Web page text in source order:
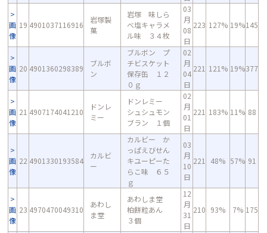
画
像
19 4901037116916
岩塚製
菓
岩塚 味しら
べ塩キャラメ
ル味 ３４枚
03
月
08
日
223 127% 19%145
画
像
20 4901360298389
ブルボ
ン
ブルボン プ
チビスケット
保存缶 １２
０ｇ
02
月
04
日
221 121% 19%377
画
像
21 4907174041210
ドンレ
ミー
ドンレミー
シュシュモン
ブラン １個
02
月
01
日
221 183% 11% 88
画
像
22 4901330193584
カルビ
ー
カルビー か
っぱえびせん
キユーピーた
らこ味 ６５
ｇ
03
月
10
日
221 48% 57% 91
画
像
23 4970470049310
あわし
ま堂
あわしま堂
柏餅粒あん
３個
12
月
31
日
210 93% 7% 175